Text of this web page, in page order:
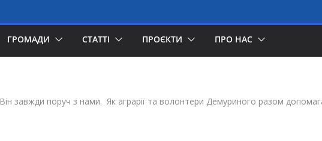
ГРОМАДИ СТАТТІ ПРОЄКТИ ПРО НАС
Він завжди поруч з нами. Як аграрії та волонтери Демуриного разом